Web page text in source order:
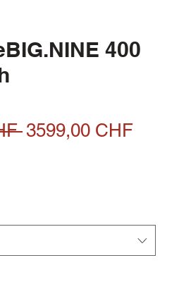
400
Prezzo
3599,00 CHFPrezzo